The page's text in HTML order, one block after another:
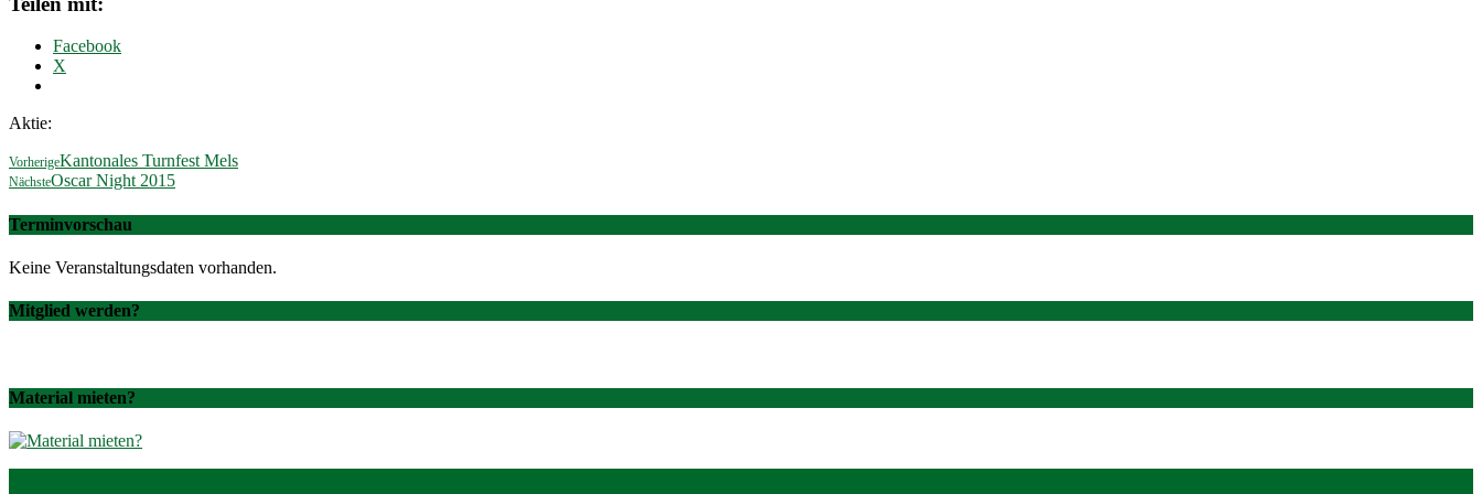
Facebook
X
Aktie:
VorherigeKantonales Turnfest Mels
NächsteOscar Night 2015
Terminvorschau
Keine Veranstaltungsdaten vorhanden.
Mitglied werden?
Material mieten?